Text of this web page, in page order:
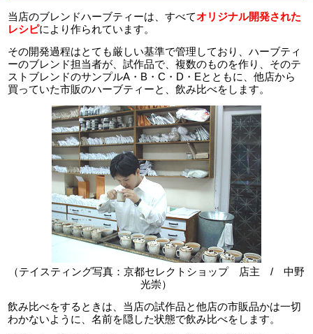
当店のブレンドハーブティーは、すべてオリジナル開発された
レシピにより作られています。
その開発過程はとても厳しい基準で管理しており、ハーブティ
ーのブレンド担当者が、試作品で、複数のものを作り、そのテ
ストブレンドのサンプルA・B・C・D・Eとともに、他店から
買っていた市販のハーブティーと、飲み比べをします。
（テイスティング写真：京都セレクトショップ 店主 / 中野
光崇）
飲み比べをするときは、当店の試作品と他店の市販品かは一切
わかないように、名前を隠した状態で飲み比べをします。